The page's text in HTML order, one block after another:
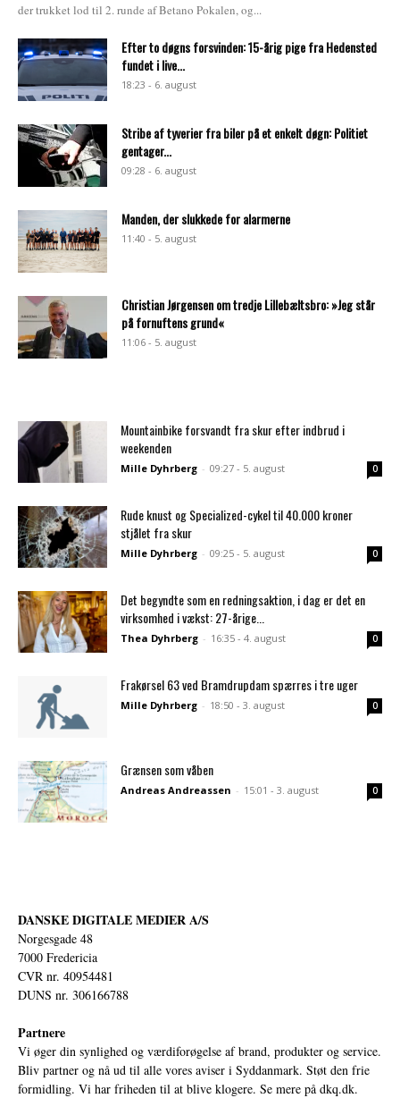
der trukket lod til 2. runde af Betano Pokalen, og...
Efter to døgns forsvinden: 15-årig pige fra Hedensted
fundet i live...
18:23 - 6. august
Stribe af tyverier fra biler på et enkelt døgn: Politiet
gentager...
09:28 - 6. august
Manden, der slukkede for alarmerne
11:40 - 5. august
Christian Jørgensen om tredje Lillebæltsbro: »Jeg står
på fornuftens grund«
11:06 - 5. august
Mountainbike forsvandt fra skur efter indbrud i
weekenden
Mille Dyhrberg - 09:27 - 5. august 0
Rude knust og Specialized-cykel til 40.000 kroner
stjålet fra skur
Mille Dyhrberg - 09:25 - 5. august 0
Det begyndte som en redningsaktion, i dag er det en
virksomhed i vækst: 27-årige...
Thea Dyhrberg - 16:35 - 4. august 0
Frakørsel 63 ved Bramdrupdam spærres i tre uger
Mille Dyhrberg - 18:50 - 3. august 0
Grænsen som våben
Andreas Andreassen - 15:01 - 3. august 0
DANSKE DIGITALE MEDIER A/S
Norgesgade 48
7000 Fredericia
CVR nr. 40954481
DUNS nr. 306166788
Partnere
Vi øger din synlighed og værdiforøgelse af brand, produkter og service.
Bliv partner og nå ud til alle vores aviser i Syddanmark. Støt den frie
formidling. Vi har friheden til at blive klogere. Se mere på dkq.dk.